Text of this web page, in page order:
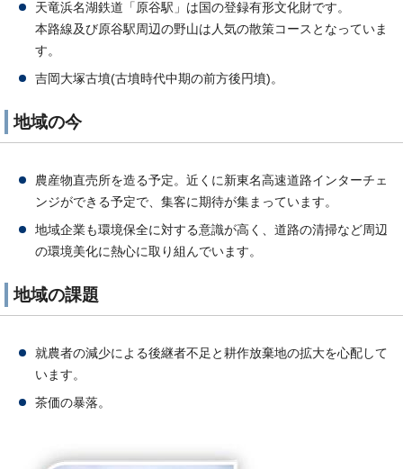
天竜浜名湖鉄道「原谷駅」は国の登録有形文化財です。
本路線及び原谷駅周辺の野山は人気の散策コースとなっていま
す。
吉岡大塚古墳(古墳時代中期の前方後円墳)。
地域の今
農産物直売所を造る予定。近くに新東名高速道路インターチェ
ンジができる予定で、集客に期待が集まっています。
地域企業も環境保全に対する意識が高く、道路の清掃など周辺
の環境美化に熱心に取り組んでいます。
地域の課題
就農者の減少による後継者不足と耕作放棄地の拡大を心配して
います。
茶価の暴落。